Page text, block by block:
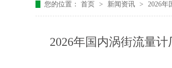
您的位置： 首页 > 新闻资讯 > 2026年
2026年国内涡街流量